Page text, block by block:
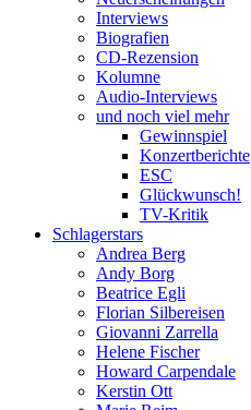
Interviews
Biografien
CD-Rezension
Kolumne
Audio-Interviews
und noch viel mehr
Gewinnspiel
Konzertberichte
ESC
Glückwunsch!
TV-Kritik
Schlagerstars
Andrea Berg
Andy Borg
Beatrice Egli
Florian Silbereisen
Giovanni Zarrella
Helene Fischer
Howard Carpendale
Kerstin Ott